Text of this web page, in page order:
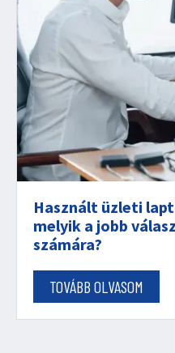
Használt üzleti
melyik a jobb
számára?
TOVÁBB OLVASOM